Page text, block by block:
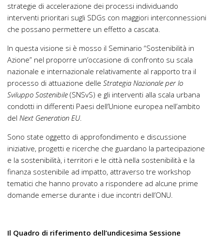
strategie di accelerazione dei processi individuando
interventi prioritari sugli SDGs con maggiori interconnessioni
che possano permettere un effetto a cascata.
In questa visione si è mosso il Seminario “Sostenibilità in
Azione” nel proporre un’occasione di confronto su scala
nazionale e internazionale relativamente al rapporto tra il
processo di attuazione delle Strategia Nazionale per lo
Sviluppo Sostenibile (SNSvS) e gli interventi alla scala urbana
condotti in differenti Paesi dell’Unione europea nell’ambito
del Next Generation EU.
Sono state oggetto di approfondimento e discussione
iniziative, progetti e ricerche che guardano la partecipazione
e la sostenibilità, i territori e le città nella sostenibilità e la
finanza sostenibile ad impatto, attraverso tre workshop
tematici che hanno provato a rispondere ad alcune prime
domande emerse durante i due incontri dell’ONU.
Il Quadro di riferimento dell’undicesima Sessione